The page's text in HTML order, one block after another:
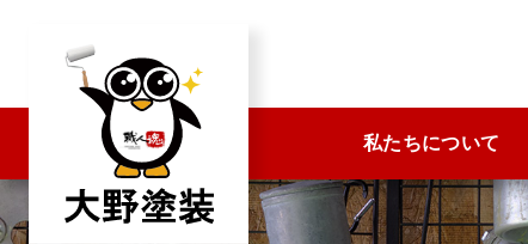
へ
ス
私たちについて